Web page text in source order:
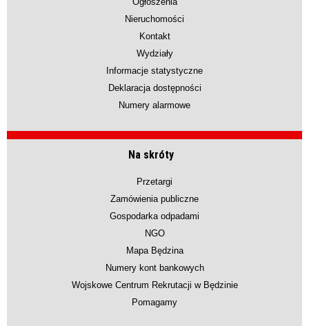
Nieruchomości
Kontakt
Wydziały
Informacje statystyczne
Deklaracja dostępności
Numery alarmowe
Na skróty
Przetargi
Zamówienia publiczne
Gospodarka odpadami
NGO
Mapa Będzina
Numery kont bankowych
Wojskowe Centrum Rekrutacji w Będzinie
Pomagamy